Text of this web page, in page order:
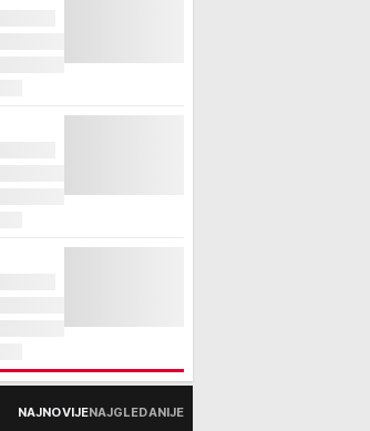
NAJNOVIJENAJGLEDANIJE